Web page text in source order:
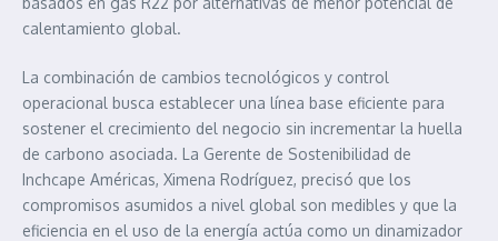
calentamiento global.
La combinación de cambios tecnológicos y control
operacional busca establecer una línea base eficiente para
sostener el crecimiento del negocio sin incrementar la huella
de carbono asociada. La Gerente de Sostenibilidad de
Inchcape Américas, Ximena Rodríguez, precisó que los
compromisos asumidos a nivel global son medibles y que la
eficiencia en el uso de la energía actúa como un dinamizador